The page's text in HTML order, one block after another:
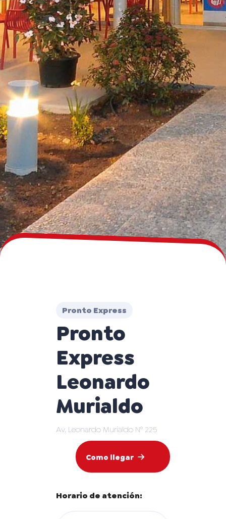
Pronto Express
Pronto
Express
Leonardo
Murialdo
Av. Leonardo Murialdo N° 225
Como llegar
Horario de atención: